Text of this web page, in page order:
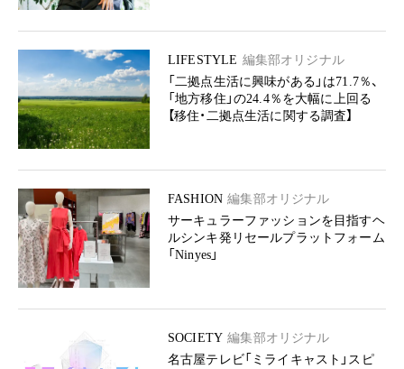
LIFESTYLE 編集部オリジナル
「二拠点生活に興味がある」は71.7％、
「地方移住」の24.4％を大幅に上回る
【移住・二拠点生活に関する調査】
FASHION 編集部オリジナル
サーキュラーファッションを目指すヘ
ルシンキ発リセールプラットフォーム
「Ninyes」
SOCIETY 編集部オリジナル
名古屋テレビ「ミライキャスト」スピ